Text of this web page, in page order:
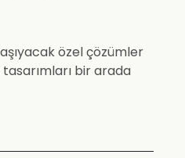
özel çözümler
bir arada